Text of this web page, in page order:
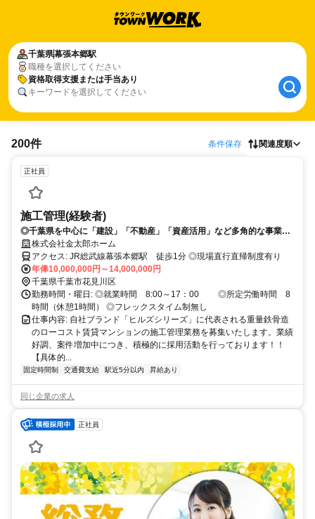
千葉県幕張本郷駅
職種を選択してください
資格取得支援または手当あり
キーワードを選択してください
200件 条件保存 関連度順
正社員
施工管理(経験者)
◎千葉県を中心に「建設」「不動産」「資産活用」など多角的な事業を
展開 ◎自社ブランド「ヒルズシリーズ」のローコストマンション企
画・設計・施工 ◎地域に根ざした「まちづくり」「人づくり」「未来
づくり」を掲げる企業
株式会社金太郎ホーム
アクセス: JR総武線幕張本郷駅 徒歩1分 ◎現場直行直帰制度有り
年俸10,000,000円～14,000,000円
千葉県千葉市花見川区
勤務時間・曜日: ◎就業時間 8:00～17：00 ◎所定労働時間 8
時間（休憩1時間） ◎フレックスタイム制無し
仕事内容: 自社ブランド「ヒルズシリーズ」に代表される重量鉄骨造
のローコスト賃貸マンションの施工管理業務を募集いたします。業績
好調、案件増加中につき、積極的に採用活動を行っております！！
【具体的...
固定時間制 交通費支給 駅近5分以内 昇給あり
同じ企業の求人
正社員